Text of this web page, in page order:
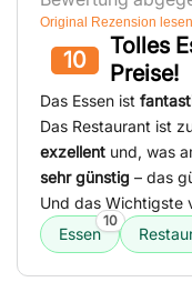
Original Rezension lesen
10
Tolles
Preise!
Das Essen ist
Das Restaurant ist
exzellent und, was
sehr günstig – das
Und das Wichtigste
Essen
10